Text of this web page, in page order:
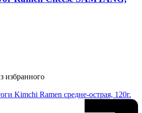
избранного